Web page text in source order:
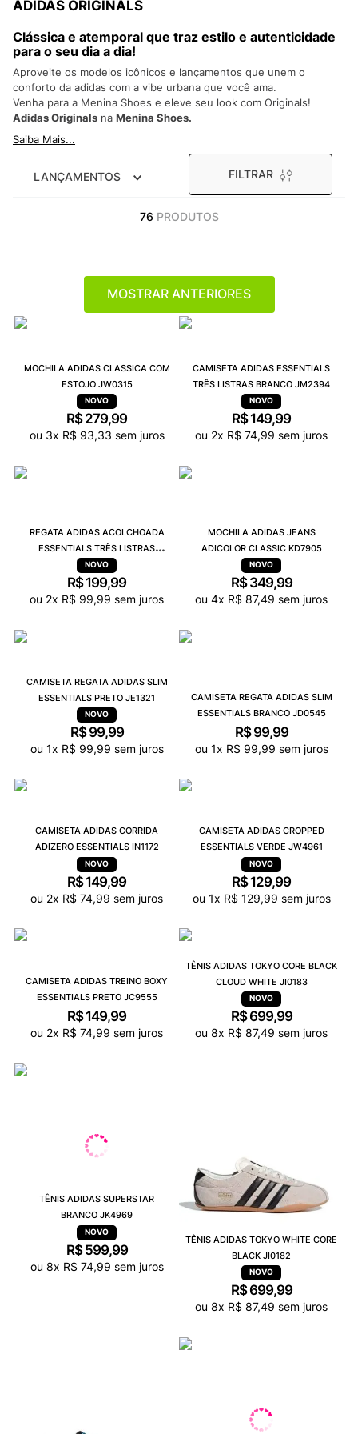
ADIDAS ORIGINALS
Clássica e atemporal que traz estilo e autenticidade
para o seu dia a dia!
Aproveite os modelos icônicos e lançamentos que unem o
conforto da adidas com a vibe urbana que você ama.
Venha para a Menina Shoes e eleve seu look com Originals!
Adidas Originals na Menina Shoes.
Saiba Mais...
LANÇAMENTOS FILTRAR
76 PRODUTOS
MOSTRAR ANTERIORES
MOCHILA ADIDAS CLASSICA COM
ESTOJO JW0315
R$ 279,99
ou 3x R$ 93,33 sem juros
CAMISETA ADIDAS ESSENTIALS
TRÊS LISTRAS BRANCO JM2394
R$ 149,99
ou 2x R$ 74,99 sem juros
REGATA ADIDAS ACOLCHOADA
ESSENTIALS TRÊS LISTRAS
BRANCO JZ6876
R$ 199,99
ou 2x R$ 99,99 sem juros
MOCHILA ADIDAS JEANS
ADICOLOR CLASSIC KD7905
R$ 349,99
ou 4x R$ 87,49 sem juros
CAMISETA REGATA ADIDAS SLIM
ESSENTIALS PRETO JE1321
R$ 99,99
ou 1x R$ 99,99 sem juros
CAMISETA REGATA ADIDAS SLIM
ESSENTIALS BRANCO JD0545
R$ 99,99
ou 1x R$ 99,99 sem juros
CAMISETA ADIDAS CORRIDA
ADIZERO ESSENTIALS IN1172
R$ 149,99
ou 2x R$ 74,99 sem juros
CAMISETA ADIDAS CROPPED
ESSENTIALS VERDE JW4961
R$ 129,99
ou 1x R$ 129,99 sem juros
CAMISETA ADIDAS TREINO BOXY
ESSENTIALS PRETO JC9555
R$ 149,99
ou 2x R$ 74,99 sem juros
TÊNIS ADIDAS TOKYO CORE BLACK
CLOUD WHITE JI0183
R$ 699,99
ou 8x R$ 87,49 sem juros
TÊNIS ADIDAS SUPERSTAR
BRANCO JK4969
R$ 599,99
ou 8x R$ 74,99 sem juros
TÊNIS ADIDAS TOKYO WHITE CORE
BLACK JI0182
R$ 699,99
ou 8x R$ 87,49 sem juros
9º
NEW 530
10º VEJA COUNTRY